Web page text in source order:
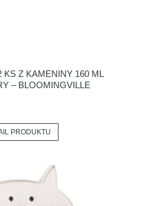
KS Z KAMENINY 160 ML
– BLOOMINGVILLE
PRODUKTU